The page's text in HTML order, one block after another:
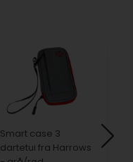
Smart case 3
dartetui fra Harrows